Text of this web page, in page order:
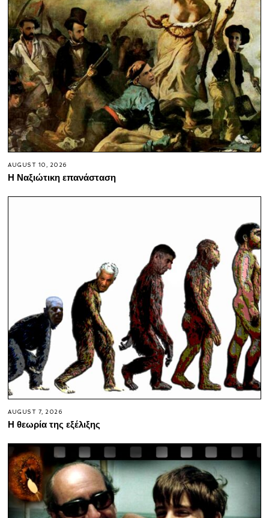
AUGUST 10, 2026
Η Ναξιώτικη επανάσταση
AUGUST 7, 2026
Η θεωρία της εξέλιξης